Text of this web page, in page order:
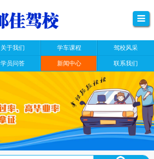
关于我们 学车课程 驾校风采
学员问答 新闻中心 联系我们